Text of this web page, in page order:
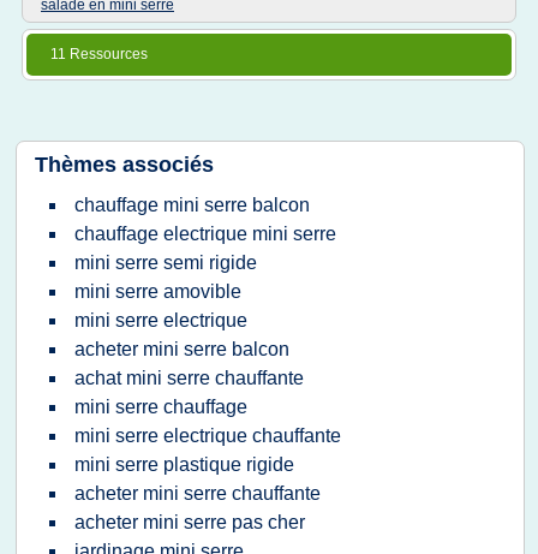
salade en mini serre
11 Ressources
Thèmes associés
chauffage mini serre balcon
chauffage electrique mini serre
mini serre semi rigide
mini serre amovible
mini serre electrique
acheter mini serre balcon
achat mini serre chauffante
mini serre chauffage
mini serre electrique chauffante
mini serre plastique rigide
acheter mini serre chauffante
acheter mini serre pas cher